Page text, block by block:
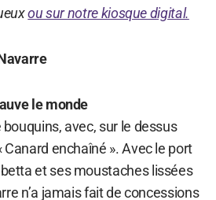
ou sur notre kiosque digital.
le monde
avec, sur le dessus
Canard enchaîné ». Avec le port
et ses moustaches lissées
n’a jamais fait de concessions